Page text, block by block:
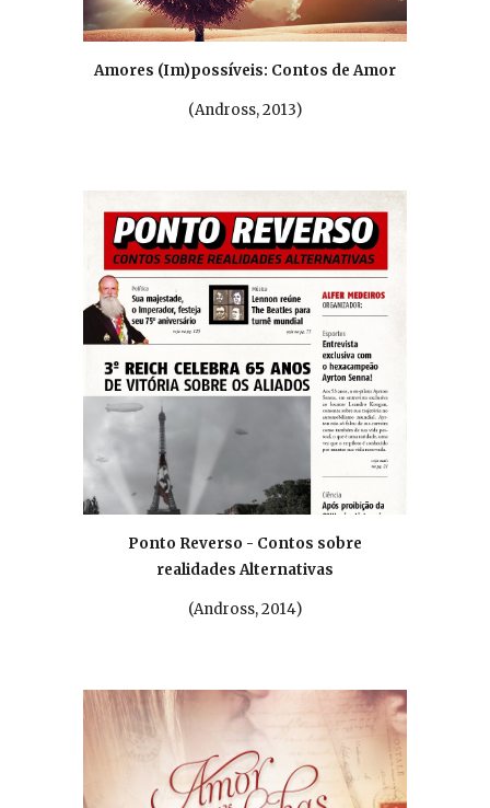
Amores (Im)possíveis: Contos de Amor
(Andross, 2013)
Ponto Reverso - Contos sobre
realidades Alternativas
(Andross, 2014)